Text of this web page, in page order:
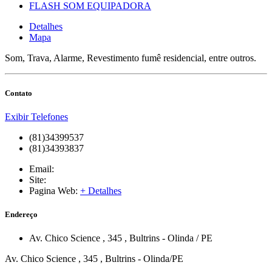
FLASH SOM EQUIPADORA
Detalhes
Mapa
Som, Trava, Alarme, Revestimento fumê residencial, entre outros.
Contato
Exibir Telefones
(81)34399537
(81)34393837
Email:
Site:
Pagina Web: + Detalhes
Endereço
Av. Chico Science , 345 , Bultrins - Olinda /PE
Av. Chico Science , 345 , Bultrins - Olinda/PE